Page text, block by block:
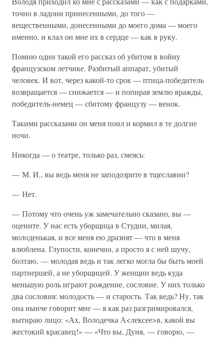
точно в ладони принесенными, до того —
вещественными, донесенными до моего дома — моего
именно, и клал он мне их в сердце — как в руку.
Помню один такой его рассказ об убитом в войну
французском летчике. Разбитый аппарат, убитый
человек. И вот, через какой-то срок — птица-победитель
возвращается — снижается — и попирая землю вражды,
победитель-немец — сбитому французу — венок.
Такими рассказами он меня поил и кормил в те долгие
ночи.
Никогда — о театре, только раз, смеясь:
— М. И., вы ведь меня не заподозрите в тщеславии?
— Нет.
— Потому что очень уж замечательно сказано, вы —
оцените. У нас есть уборщица в Студии, милая,
молоденькая, и все меня ею дразнят — что в меня
влюблена. Глупости, конечно, а просто я с ней шучу,
болтаю, — молодая ведь и так легко могла бы быть моей
партнершей, а не уборщицей. У женщин ведь куда
меньшую роль играют рождение, сословие. У них только
два сословия: молодость — и старость. Так ведь? Ну, так
она нынче говорит мне — я как раз разгримировался,
вытираю лицо: «Ах, Володечка А<лексее>в, какой вы
жестокий красавец!» — «Что вы, Дуня, — говорю, —